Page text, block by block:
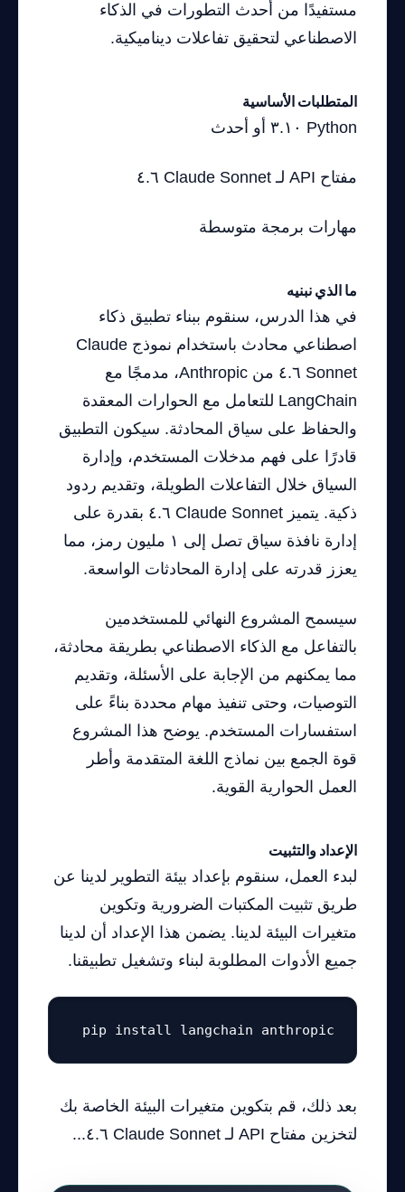
مستفيدًا من أحدث التطورات في الذكاء
الاصطناعي لتحقيق تفاعلات ديناميكية.
المتطلبات الأساسية
Python ٣.١٠ أو أحدث
مفتاح API لـ Claude Sonnet ٤.٦
مهارات برمجة متوسطة
ما الذي نبنيه
في هذا الدرس، سنقوم ببناء تطبيق ذكاء
اصطناعي محادث باستخدام نموذج Claude
Sonnet ٤.٦ من Anthropic، مدمجًا مع
LangChain للتعامل مع الحوارات المعقدة
والحفاظ على سياق المحادثة. سيكون التطبيق
قادرًا على فهم مدخلات المستخدم، وإدارة
السياق خلال التفاعلات الطويلة، وتقديم ردود
ذكية. يتميز Claude Sonnet ٤.٦ بقدرة على
إدارة نافذة سياق تصل إلى ١ مليون رمز، مما
يعزز قدرته على إدارة المحادثات الواسعة.
سيسمح المشروع النهائي للمستخدمين
بالتفاعل مع الذكاء الاصطناعي بطريقة محادثة،
مما يمكنهم من الإجابة على الأسئلة، وتقديم
التوصيات، وحتى تنفيذ مهام محددة بناءً على
استفسارات المستخدم. يوضح هذا المشروع
قوة الجمع بين نماذج اللغة المتقدمة وأطر
العمل الحوارية القوية.
الإعداد والتثبيت
لبدء العمل، سنقوم بإعداد بيئة التطوير لدينا عن
طريق تثبيت المكتبات الضرورية وتكوين
متغيرات البيئة لدينا. يضمن هذا الإعداد أن لدينا
جميع الأدوات المطلوبة لبناء وتشغيل تطبيقنا.
pip install langchain anthropic
بعد ذلك، قم بتكوين متغيرات البيئة الخاصة بك
لتخزين مفتاح API لـ Claude Sonnet ٤.٦...